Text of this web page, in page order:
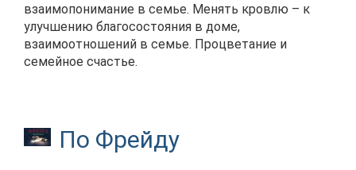
взаимопонимание в семье. Менять кровлю – к
улучшению благосостояния в доме,
взаимоотношений в семье. Процветание и
семейное счастье.
По Фрейду